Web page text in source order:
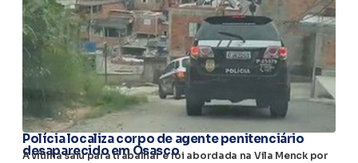
Polícia localiza corpo de agente penitenciário
desaparecido em Osasco
A vítima saiu para trabalhar e foi abordada na Vila Menck por